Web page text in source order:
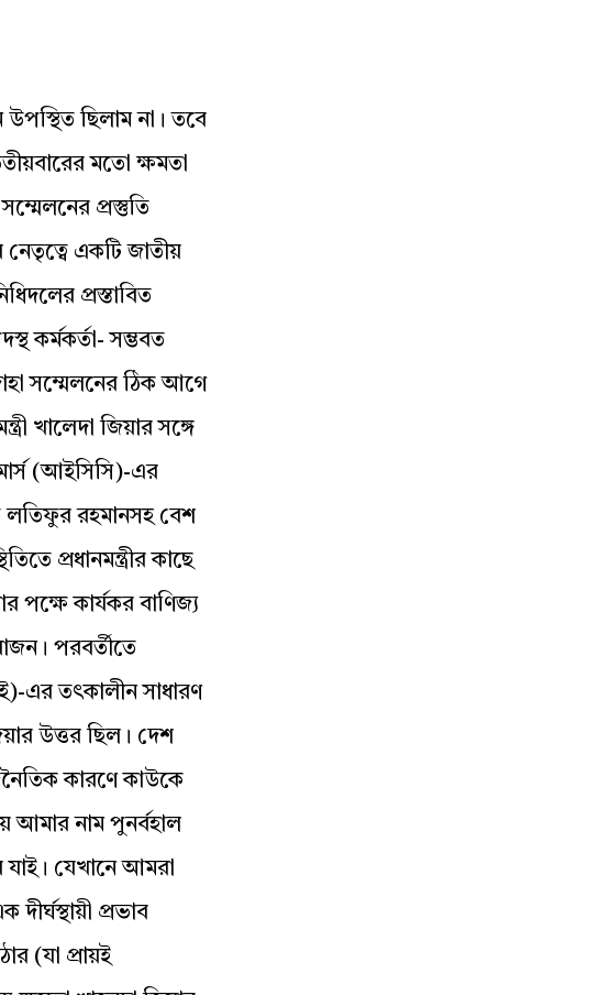
ছিলাম না। তবে
মতো ক্ষমতা
প্রস্তুতি
একটি জাতীয়
প্রস্তাবিত
কর্মকর্তা- সম্ভবত
সম্মেলনের ঠিক আগে
খালেদা জিয়ার সঙ্গে
(আইসিসি)-এর
লতিফুর রহমানসহ বেশ
প্রধানমন্ত্রীর কাছে
পক্ষে কার্যকর বাণিজ্য
পরবর্তীতে
এর তৎকালীন সাধারণ
উত্তর ছিল। দেশ
কারণে কাউকে
আমার নাম পুনর্বহাল
যেখানে আমরা
প্রভাব
(যা প্রায়ই